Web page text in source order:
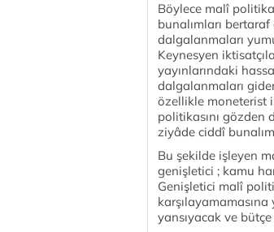
Böylece malî
bunalımları
dalgalanmaları
Keynesyen
yayınlarındaki
dalgalanmaları
özellikle moneterist
politikasını
ziyâde ciddî
Bu şekilde işleyen
genişletici ; kamu
Genişletici malî
yansıyacak ve